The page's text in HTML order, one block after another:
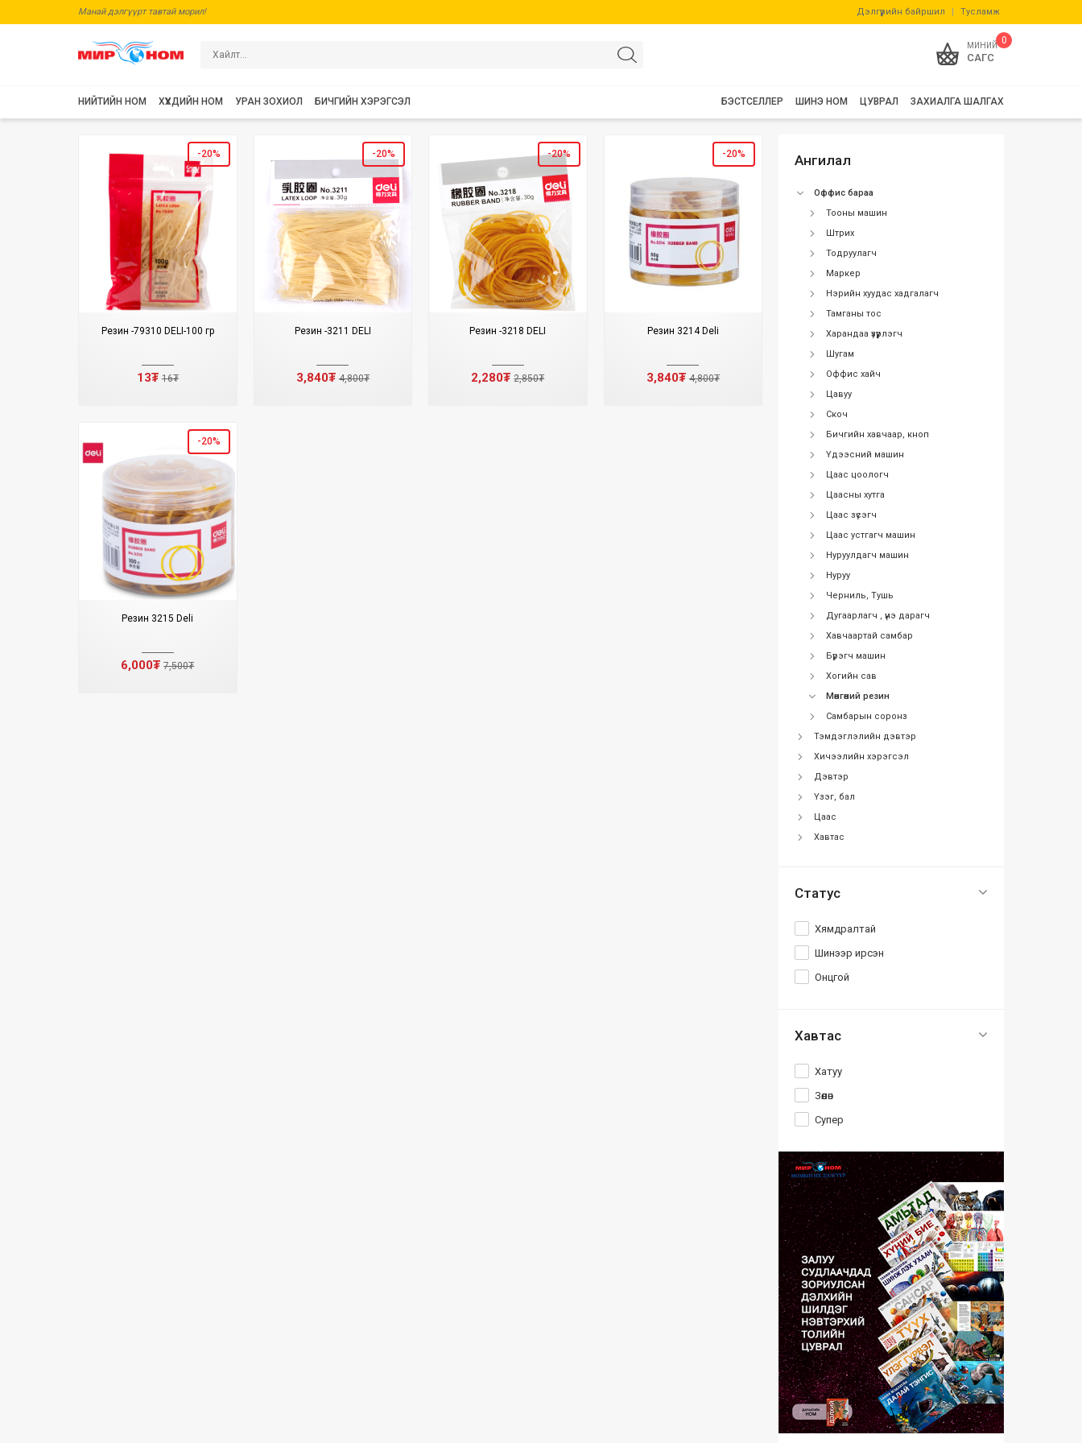
Манай дэлгүүрт тавтай морил! Дэлгүүрийн байршил | Тусламж
0
МИНИЙ
САГС
НИЙТИЙН НОМ ХҮҮХДИЙН НОМ УРАН ЗОХИОЛ БИЧГИЙН ХЭРЭГСЭЛ ЗАХИАЛГА ШАЛГАХ
ЦУВРАЛ
ШИНЭ НОМ
БЭСТСЕЛЛЕР
-20%
Резин -79310 DELI-100 гр
13₮16₮
-20%
Резин -3211 DELI
3,840₮4,800₮
-20%
Резин -3218 DELI
2,280₮2,850₮
-20%
Резин 3214 Deli
3,840₮4,800₮
-20%
Резин 3215 Deli
6,000₮7,500₮
Ангилал
Оффис бараа
Тооны машин
Штрих
Тодруулагч
Маркер
Нэрийн хуудас хадгалагч
Тамганы тос
Харандаа үзүүрлэгч
Шугам
Оффис хайч
Цавуу
Скоч
Бичгийн хавчаар, кноп
Үдээсний машин
Цаас цоологч
Цаасны хутга
Цаас зүсэгч
Цаас устгагч машин
Нуруулдагч машин
Нуруу
Черниль, Тушь
Дугаарлагч , үнэ дарагч
Хавчаартай самбар
Бүрэгч машин
Хогийн сав
Мөнгөний резин
Самбарын соронз
Тэмдэглэлийн дэвтэр
Хичээлийн хэрэгсэл
Дэвтэр
Үзэг, бал
Цаас
Хавтас
Статус
Хямдралтай
Шинээр ирсэн
Онцгой
Хавтас
Хатуу
Зөөлөн
Супер